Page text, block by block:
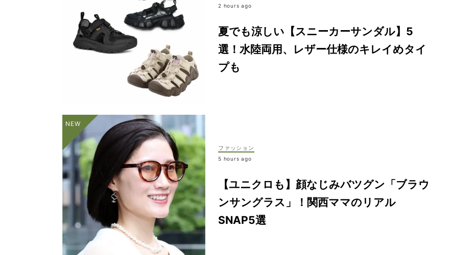
2 hours ago
夏でも涼しい【スニーカーサンダル】5
選！水陸両用、レザー仕様のキレイめタイ
プも
ファッション
5 hours ago
【ユニクロも】顔なじみバツグン「ブラウ
ンサングラス」！関西ママのリアル
SNAP5選